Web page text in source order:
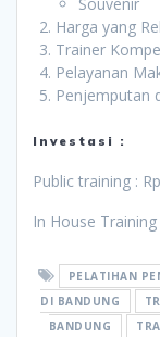
Harga yang
Trainer
Pelayanan
Penjemputan
Investasi :
Public training :
In House Training
PELATIHAN
DI BANDUNG
BANDUNG